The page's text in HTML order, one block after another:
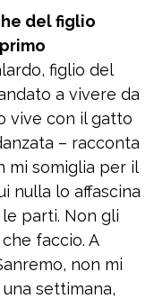
del figlio
figlio del
a vivere da
vive con il gatto
– racconta
mi somiglia per il
nulla lo affascina
parti. Non gli
faccio. A
non mi
settimana,